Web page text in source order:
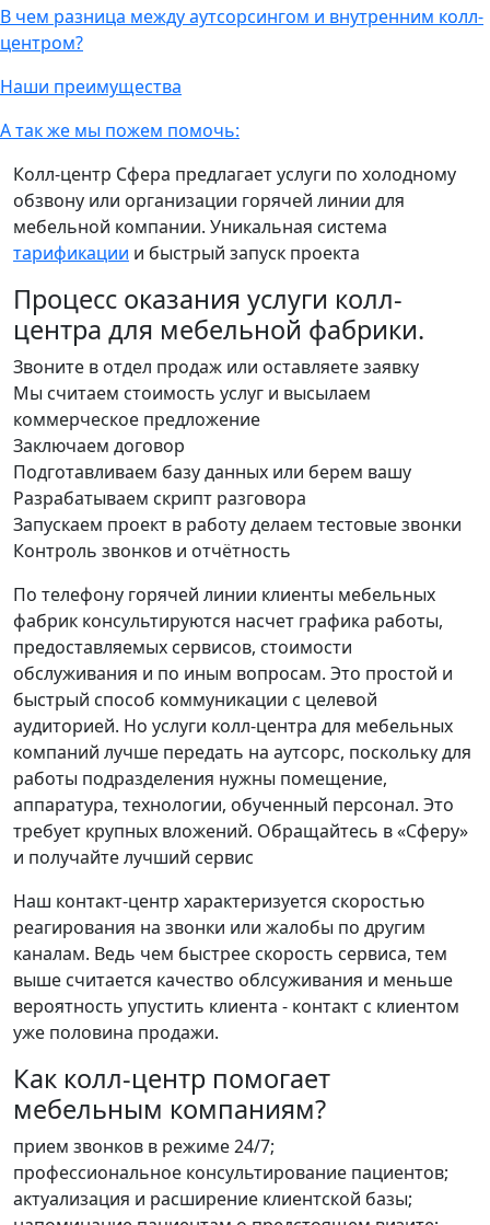
В чем разница между аутсорсингом и внутренним колл-
центром?
Наши преимущества
А так же мы пожем помочь:
Колл-центр Сфера предлагает услуги по холодному
обзвону или организации горячей линии для
мебельной компании. Уникальная система
тарификации и быстрый запуск проекта
Процесс оказания услуги колл-
центра для мебельной фабрики.
Звоните в отдел продаж или оставляете заявку
Мы считаем стоимость услуг и высылаем
коммерческое предложение
Заключаем договор
Подготавливаем базу данных или берем вашу
Разрабатываем скрипт разговора
Запускаем проект в работу делаем тестовые звонки
Контроль звонков и отчётность
По телефону горячей линии клиенты мебельных
фабрик консультируются насчет графика работы,
предоставляемых сервисов, стоимости
обслуживания и по иным вопросам. Это простой и
быстрый способ коммуникации с целевой
аудиторией. Но услуги колл-центра для мебельных
компаний лучше передать на аутсорс, поскольку для
работы подразделения нужны помещение,
аппаратура, технологии, обученный персонал. Это
требует крупных вложений. Обращайтесь в «Сферу»
и получайте лучший сервис
Наш контакт-центр характеризуется скоростью
реагирования на звонки или жалобы по другим
каналам. Ведь чем быстрее скорость сервиса, тем
выше считается качество облсуживания и меньше
вероятность упустить клиента - контакт с клиентом
уже половина продажи.
Как колл-центр помогает
мебельным компаниям?
прием звонков в режиме 24/7;
профессиональное консультирование пациентов;
актуализация и расширение клиентской базы;